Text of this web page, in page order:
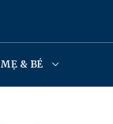
MẸ & BÉ